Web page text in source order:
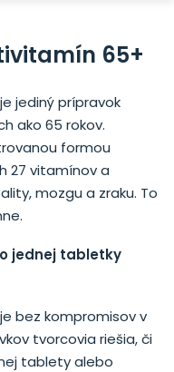
65+
jediný prípravok
ako 65 rokov.
formou
27 vitamínov a
mozgu a zraku. To
jednej tabletky
bez kompromisov v
tvorcovia riešia, či
tablety alebo